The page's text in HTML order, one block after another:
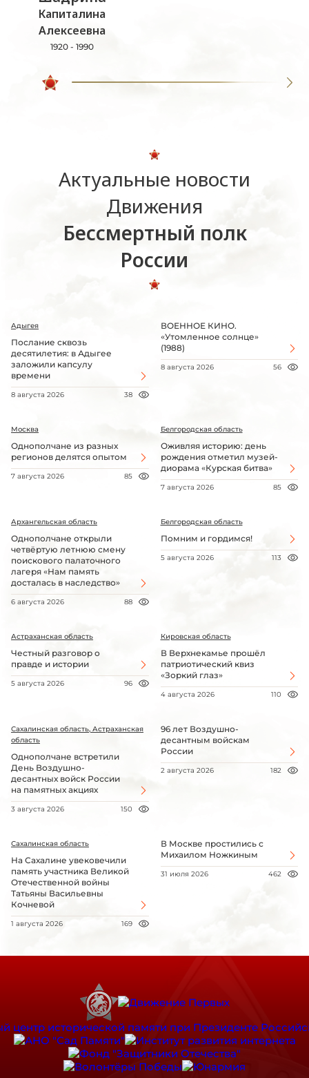
Капиталина
Алексеевна
1920 - 1990
Актуальные новости
Движения
Бессмертный полк
России
Адыгея
Послание сквозь
десятилетия: в Адыгее
заложили капсулу
времени
8 августа 2026 38
ВОЕННОЕ КИНО.
«Утомленное солнце»
(1988)
8 августа 2026 56
Москва
Однополчане из разных
регионов делятся опытом
7 августа 2026 85
Белгородская область
Оживляя историю: день
рождения отметил музей-
диорама «Курская битва»
7 августа 2026 85
Архангельская область
Однополчане открыли
четвёртую летнюю смену
поискового палаточного
лагеря «Нам память
досталась в наследство»
6 августа 2026 88
Белгородская область
Помним и гордимся!
5 августа 2026 113
Астраханская область
Честный разговор о
правде и истории
5 августа 2026 96
Кировская область
В Верхнекамье прошёл
патриотический квиз
«Зоркий глаз»
4 августа 2026 110
Сахалинская область, Астраханская
область
Однополчане встретили
День Воздушно-
десантных войск России
на памятных акциях
3 августа 2026 150
96 лет Воздушно-
десантным войскам
России
2 августа 2026 182
Сахалинская область
На Сахалине увековечили
память участника Великой
Отечественной войны
Татьяны Васильевны
Кочневой
1 августа 2026 169
В Москве простились с
Михаилом Ножкиным
31 июля 2026 462